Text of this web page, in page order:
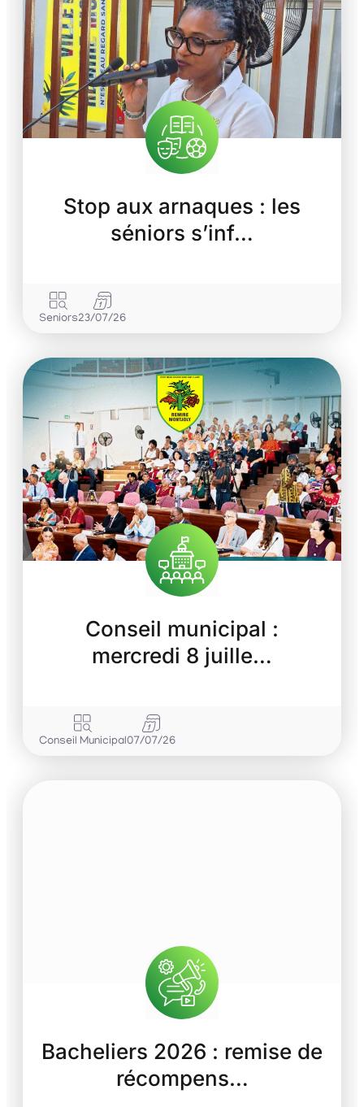
Stop aux arnaques : les
séniors s’inf…
Seniors23/07/26
Conseil municipal :
mercredi 8 juille…
Conseil Municipal07/07/26
Bacheliers 2026 : remise de
récompens…